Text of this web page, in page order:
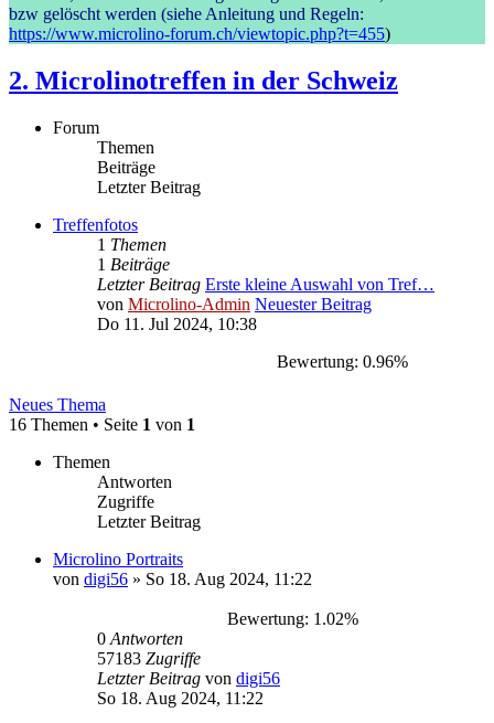
bzw gelöscht werden (siehe Anleitung und Regeln:
https://www.microlino-forum.ch/viewtopic.php?t=455)
2. Microlinotreffen in der Schweiz
Forum
Themen
Beiträge
Letzter Beitrag
Treffenfotos
1 Themen
1 Beiträge
Letzter Beitrag Erste kleine Auswahl von Tref…
von Microlino-Admin Neuester Beitrag
Do 11. Jul 2024, 10:38
Bewertung: 0.96%
Neues Thema
16 Themen • Seite 1 von 1
Themen
Antworten
Zugriffe
Letzter Beitrag
Microlino Portraits
von digi56 » So 18. Aug 2024, 11:22
Bewertung: 1.02%
0 Antworten
57183 Zugriffe
Letzter Beitrag von digi56
So 18. Aug 2024, 11:22